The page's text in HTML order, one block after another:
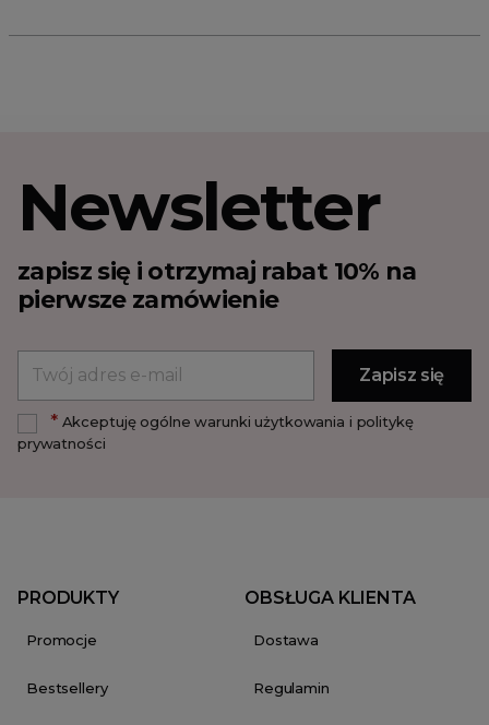
Newsletter
zapisz się i otrzymaj rabat 10% na
pierwsze zamówienie
*Akceptuję ogólne warunki użytkowania i politykę
prywatności
PRODUKTY
Promocje
Bestsellery
OBSŁUGA KLIENTA
Dostawa
Regulamin